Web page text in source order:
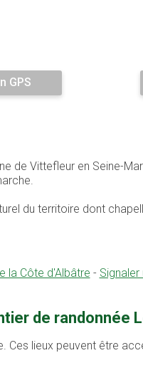
GPS
de Vittefleur en Seine-
du territoire dont
la Côte d'Albâtre -
de randonnée
Ces lieux peuvent être